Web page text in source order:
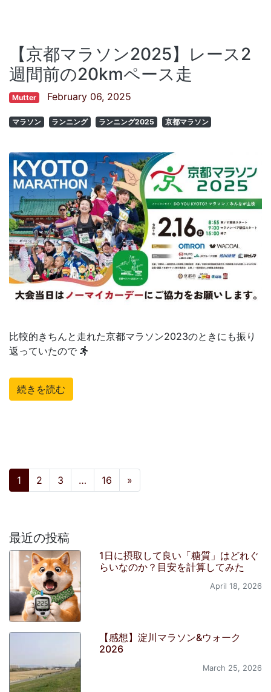
【京都マラソン2025】レース2
週間前の20kmペース走
Mutter February 06, 2025
マラソン ランニング ランニング2025 京都マラソン
比較的きちんと走れた京都マラソン2023のときにも振り
返っていたので
続きを読む
投稿ナビゲーション
1 2 3 … 16 »
最近の投稿
1日に摂取して良い「糖質」はどれぐ
らいなのか？目安を計算してみた
April 18, 2026
【感想】淀川マラソン&ウォーク
2026
March 25, 2026